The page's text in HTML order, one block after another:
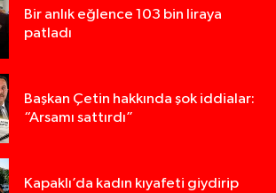
Bir anlık eğlence 103 bin liraya
patladı
Başkan Çetin hakkında şok iddialar:
“Arsamı sattırdı”
Kapaklı’da kadın kıyafeti giydirip